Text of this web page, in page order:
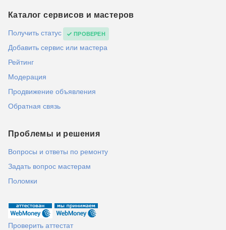
Каталог сервисов и мастеров
Получить статус ПРОВЕРЕН
Добавить сервис или мастера
Рейтинг
Модерация
Продвижение объявления
Обратная связь
Проблемы и решения
Вопросы и ответы по ремонту
Задать вопрос мастерам
Поломки
Проверить аттестат